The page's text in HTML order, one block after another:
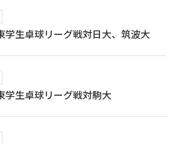
学生卓球リーグ戦対日大、筑波大
学生卓球リーグ戦対駒大